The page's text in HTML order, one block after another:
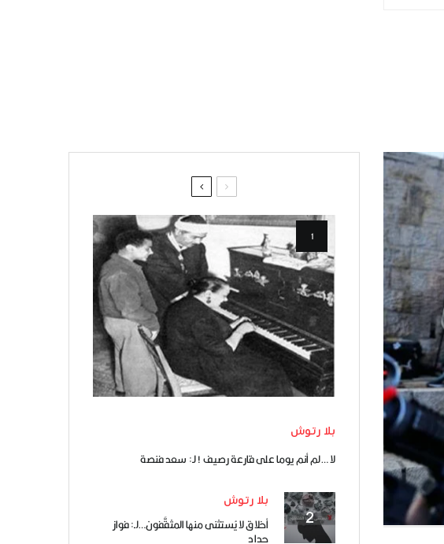
بلا رتوش
لا …لم أنم يوما على قارعة رصيف ! لـ: سعد فنصة
بلا رتوش
أخلاق لا يُستثنى منها المثقَّفون…لـ: فواز
حداد